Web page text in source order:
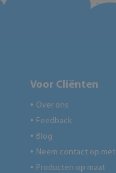
Voor Cliënten
● Over ons
● Feedback
● Blog
● Neem contact op met
● Producten op maat